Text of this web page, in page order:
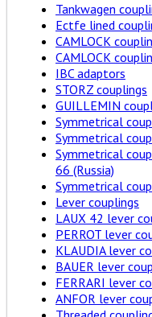
Tankwagen
Ectfe lined
CAMLOCK
CAMLOCK
IBC adaptors
STORZ couplings
GUILLEMIN
Symmetrical
Symmetrical
Symmetrical
66 (Russia)
Symmetrical
Lever couplings
LAUX 42 lever
PERROT lever
KLAUDIA lever
BAUER lever
FERRARI lever
ANFOR lever